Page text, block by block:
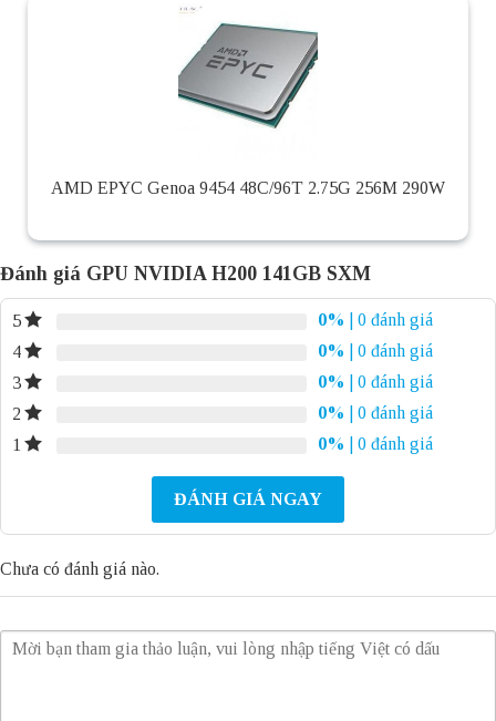
AMD EPYC Genoa 9454 48C/96T 2.75G 256M 290W
Đánh giá GPU NVIDIA H200 141GB SXM
5 0%
| 0 đánh giá
4
0%
| 0 đánh giá
3
0%
| 0 đánh giá
2
0%
| 0 đánh giá
1
0% | 0 đánh giá
ĐÁNH GIÁ NGAY
Chưa có đánh giá nào.